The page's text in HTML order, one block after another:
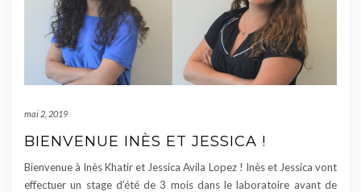
mai 2, 2019
BIENVENUE INÈS ET JESSICA !
Bienvenue à Inès Khatir et Jessica Avila Lopez ! Inès et Jessica vont
effectuer un stage d’été de 3 mois dans le laboratoire avant de